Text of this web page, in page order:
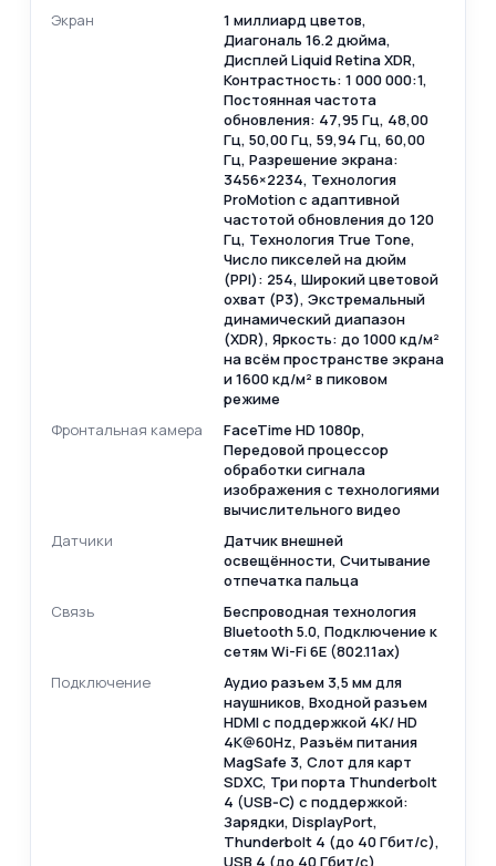
Экран
1 миллиард цветов,
Диагональ 16.2 дюйма,
Дисплей Liquid Retina XDR,
Контрастность: 1 000 000:1,
Постоянная частота
обновления: 47,95 Гц, 48,00
Гц, 50,00 Гц, 59,94 Гц, 60,00
Гц, Разрешение экрана:
3456×2234, Технология
ProMotion с адаптивной
частотой обновления до 120
Гц, Технология True Tone,
Число пикселей на дюйм
(PPI): 254, Широкий цветовой
охват (P3), Экстремальный
динамический диапазон
(XDR), Яркость: до 1000 кд/ м²
на всём пространстве экрана
и 1600 кд/ м² в пиковом
режиме
Фронтальная камера
FaceTime HD 1080p,
Передовой процессор
обработки сигнала
изображения с технологиями
вычислительного видео
Датчики
Датчик внешней
освещённости, Считывание
отпечатка пальца
Связь
Беспроводная технология
Bluetooth 5.0, Подключение к
сетям Wi-Fi 6E (802.11ax)
Подключение
Аудио разъем 3,5 мм для
наушников, Входной разъем
HDMI с поддержкой 4K/ HD
4K@60Hz, Разъём питания
MagSafe 3, Слот для карт
SDXC, Три порта Thunderbolt
4 (USB‑C) с поддержкой:
Зарядки, DisplayPort,
Thunderbolt 4 (до 40 Гбит/с),
USB 4 (до 40 Гбит/с)